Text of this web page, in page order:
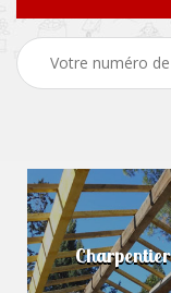
Charpentier